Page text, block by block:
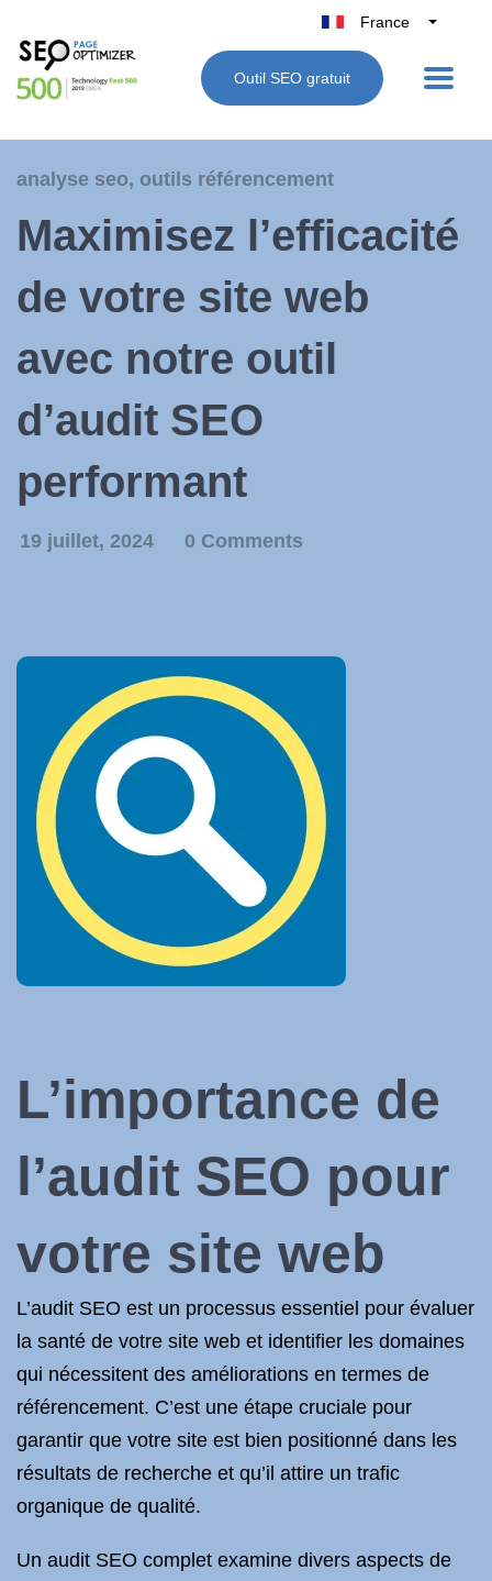
France
Belgique
België
España
Outil SEO gratuit
analyse seo, outils référencement
Maximisez l’efficacité
de votre site web
avec notre outil
d’audit SEO
performant
19 juillet, 2024 0 Comments
L’importance de
l’audit SEO pour
votre site web
L’audit SEO est un processus essentiel pour évaluer
la santé de votre site web et identifier les domaines
qui nécessitent des améliorations en termes de
référencement. C’est une étape cruciale pour
garantir que votre site est bien positionné dans les
résultats de recherche et qu’il attire un trafic
organique de qualité.
Un audit SEO complet examine divers aspects de